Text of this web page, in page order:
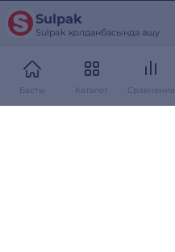
Sulpak
Sulpak қолданбасында ашу
Басты Каталог Сравнение
КАМЕРАНЫ
ҚОЛДАНБАСЫН